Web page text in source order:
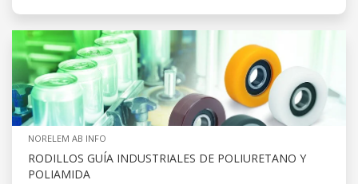
NORELEM AB INFO
RODILLOS GUÍA INDUSTRIALES DE POLIURETANO Y
POLIAMIDA